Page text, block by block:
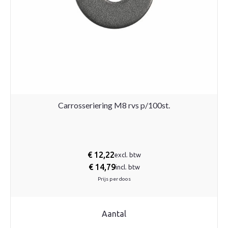
Carrosseriering M8 rvs p/100st.
€12,22excl. btw
€14,79incl. btw
Prijs per doos
Aantal